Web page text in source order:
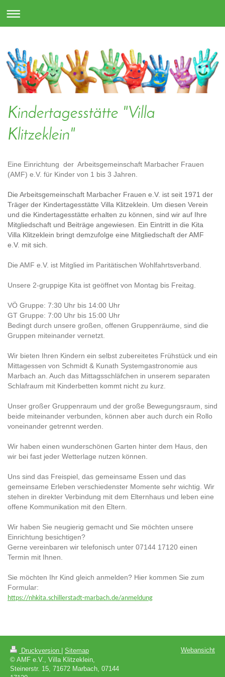
Kindertagesstätte "Villa
Klitzeklein"
Eine Einrichtung der Arbeitsgemeinschaft Marbacher Frauen
(AMF) e.V. für Kinder von 1 bis 3 Jahren.
Die Arbeitsgemeinschaft Marbacher Frauen e.V. ist seit 1971 der
Träger der Kindertagesstätte Villa Klitzeklein. Um diesen Verein
und die Kindertagesstätte erhalten zu können, sind wir auf Ihre
Mitgliedschaft und Beiträge angewiesen. Ein Eintritt in die Kita
Villa Klitzeklein bringt demzufolge eine Mitgliedschaft der AMF
e.V. mit sich.
Die AMF e.V. ist Mitglied im Paritätischen Wohlfahrtsverband.
Unsere 2-gruppige Kita ist geöffnet von Montag bis Freitag.
VÖ Gruppe: 7:30 Uhr bis 14:00 Uhr
GT Gruppe: 7:00 Uhr bis 15:00 Uhr
Bedingt durch unsere großen, offenen Gruppenräume, sind die
Gruppen miteinander vernetzt.
Wir bieten Ihren Kindern ein selbst zubereitetes Frühstück und ein
Mittagessen von Schmidt & Kunath Systemgastronomie aus
Marbach an. Auch das Mittagsschläfchen in unserem separaten
Schlafraum mit Kinderbetten kommt nicht zu kurz.
Unser großer Gruppenraum und der große Bewegungsraum, sind
beide miteinander verbunden, können aber auch durch ein Rollo
voneinander getrennt werden.
Wir haben einen wunderschönen Garten hinter dem Haus, den
wir bei fast jeder Wetterlage nutzen können.
Uns sind das Freispiel, das gemeinsame Essen und das
gemeinsame Erleben verschiedenster Momente sehr wichtig. Wir
stehen in direkter Verbindung mit dem Elternhaus und leben eine
offene Kommunikation mit den Eltern.
Wir haben Sie neugierig gemacht und Sie möchten unsere
Einrichtung besichtigen?
Gerne vereinbaren wir telefonisch unter 07144 17120 einen
Termin mit Ihnen.
Sie möchten Ihr Kind gleich anmelden? Hier kommen Sie zum
Formular:
https://nhkita.schillerstadt-marbach.de/anmeldung
Druckversion | Sitemap
© AMF e.V., Villa Klitzeklein,
Steinerstr. 15, 71672 Marbach, 07144
Webansicht